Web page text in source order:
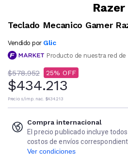
Razer
Teclado Mecanico Gamer
Vendido por Glic
Producto de nuestra red de
$578.952 25
$434.213
Precio s/imp. nac. $434.213
Compra internacional
El precio publicado incluye
costos de envíos
Ver condiciones